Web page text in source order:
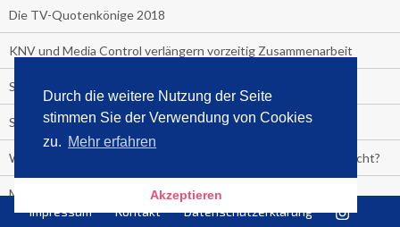
Durch die weitere Nutzung der Seite
stimmen Sie der Verwendung von Cookies
zu. Mehr erfahren
Akzeptieren
Die TV-Quotenkönige 2018
KNV und Media Control verlängern vorzeitig Zusammenarbeit
STRENG VERTRAULICH
Streaming verändert TV?
Welcher TV-Sender hat seine Marktanteile seit 2013 vervierfacht?
Michelle for President!
Impressum Kontakt Datenschutzerklärung